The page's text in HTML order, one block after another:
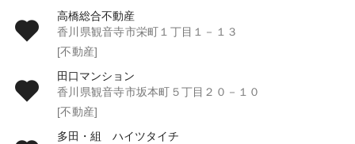
高橋総合不動産
香川県観音寺市栄町１丁目１－１３
[不動産]
田口マンション
香川県観音寺市坂本町５丁目２０－１０
[不動産]
多田・組 ハイツタイチ